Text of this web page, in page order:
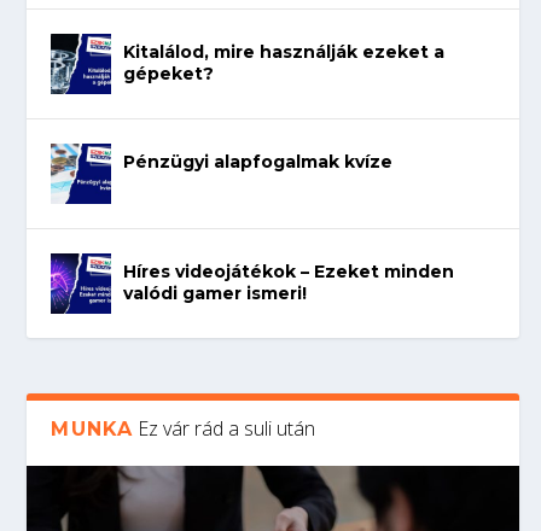
Kitalálod, mire használják ezeket a
gépeket?
Pénzügyi alapfogalmak kvíze
Híres videojátékok – Ezeket minden
valódi gamer ismeri!
MUNKA Ez vár rád a suli után